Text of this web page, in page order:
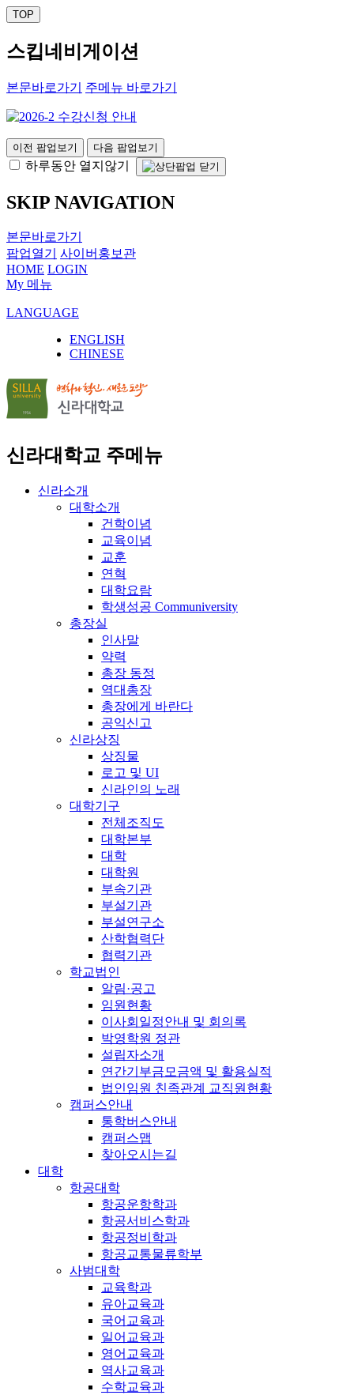
TOP
스킵네비게이션
본문바로가기 주메뉴 바로가기
이전 팝업보기 다음 팝업보기
하루동안 열지않기
SKIP NAVIGATION
본문바로가기
팝업열기
사이버홍보관
HOME LOGIN
My 메뉴
LANGUAGE
ENGLISH
CHINESE
신라대학교 주메뉴
신라소개
대학소개
건학이념
교육이념
교훈
연혁
대학요람
학생성공 Communiversity
총장실
인사말
약력
총장 동정
역대총장
총장에게 바란다
공익신고
신라상징
상징물
로고 및 UI
신라인의 노래
대학기구
전체조직도
대학본부
대학
대학원
부속기관
부설기관
부설연구소
산학협력단
협력기관
학교법인
알림·공고
임원현황
이사회일정안내 및 회의록
박영학원 정관
설립자소개
연간기부금모금액 및 활용실적
법인임원 친족관계 교직원현황
캠퍼스안내
통학버스안내
캠퍼스맵
찾아오시는길
대학
항공대학
항공운항학과
항공서비스학과
항공정비학과
항공교통물류학부
사범대학
교육학과
유아교육과
국어교육과
일어교육과
영어교육과
역사교육과
수학교육과